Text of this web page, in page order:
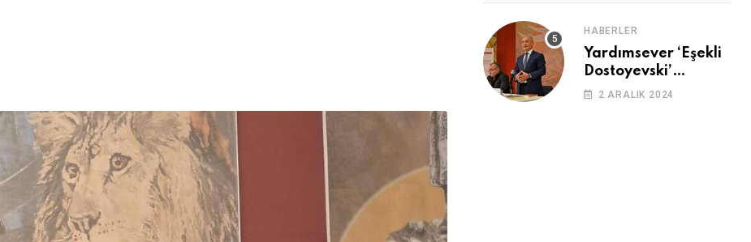
HABERLER
Yardımsever ‘Eşekli
Dostoyevski’
Cemevi’ndeydi
2 ARALIK 2024